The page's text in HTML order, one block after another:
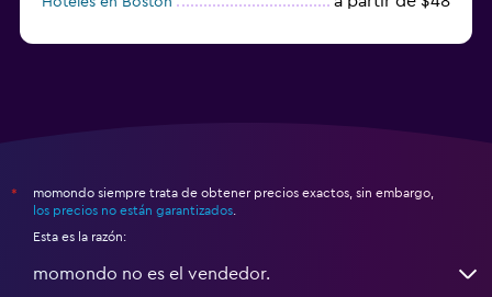
*
momondo siempre trata de obtener precios exactos, sin embargo,
los precios no están garantizados
Esta es la razón:
momondo no es el vendedor.